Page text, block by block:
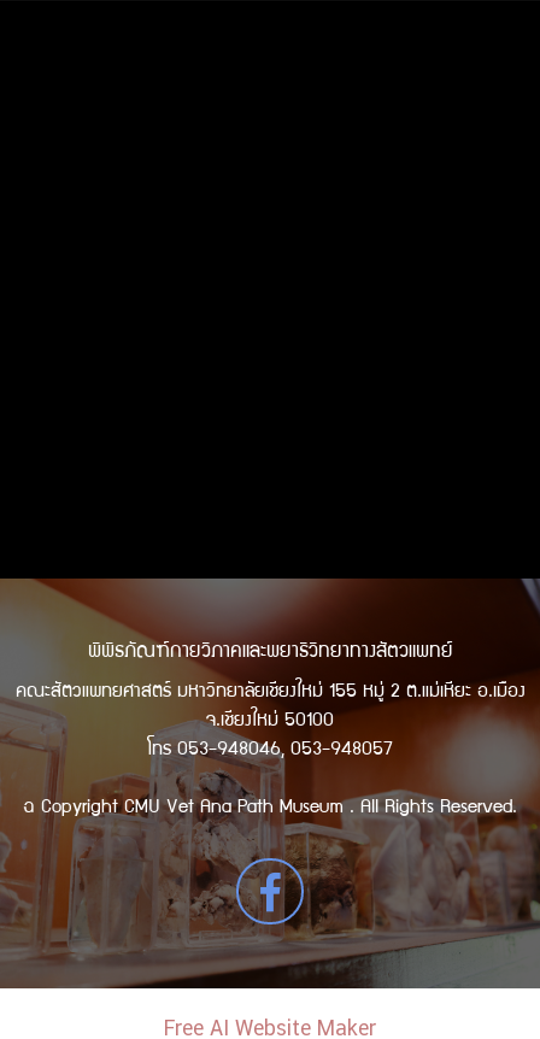
พิพิธภัณฑ์กายวิภาคและพยาธิวิทยาทางสัตวแพทย์
คณะสัตวแพทยศาสตร์ มหาวิทยาลัยเชียงใหม่ 155 หมู่ 2 ต.แม่เหียะ อ.เมือง
จ.เชียงใหม่ 50100
โทร 053-948046, 053-948057
© Copyright CMU Vet Ana Path Museum . All Rights Reserved.
Free AI Website Maker